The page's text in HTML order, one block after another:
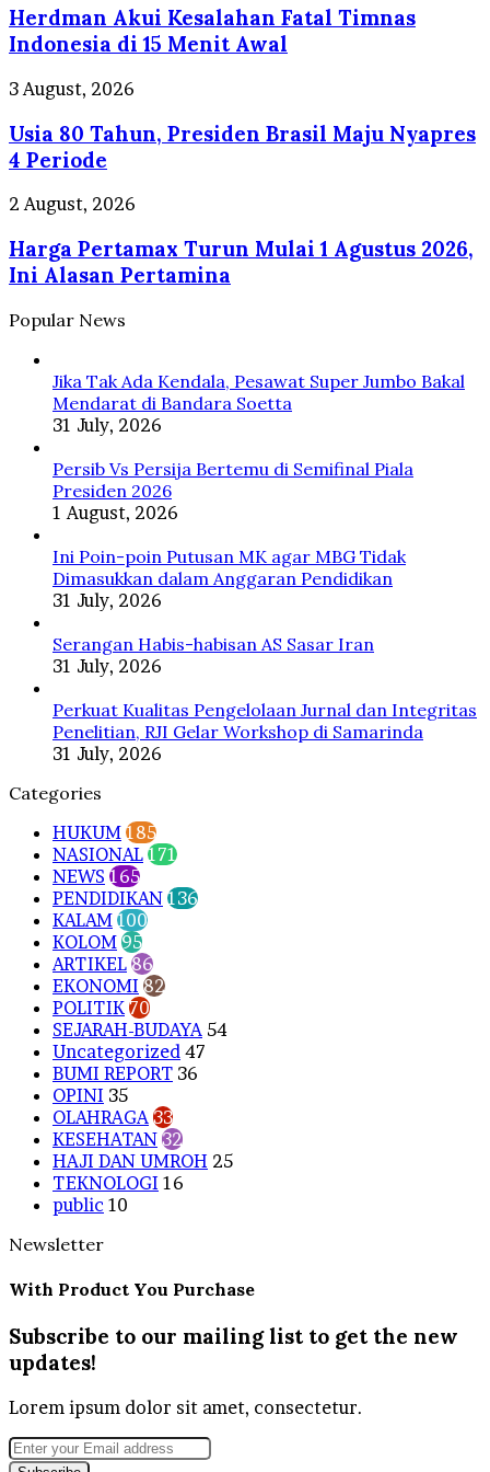
Gram!
Kesalahan
Fatal
Timnas
Indonesia
15
Menit
Awal
Herdman Akui Kesalahan Fatal Timnas
Indonesia di 15 Menit Awal
Usia
Tahun,
Presiden
Brasil
Maju
Nyapres
4
Periode
3 August, 2026
Usia 80 Tahun, Presiden Brasil Maju Nyapres
4 Periode
Harga
Turun
Mulai
1
Agustus
2026,
Alasan
Pertamina
2 August, 2026
Harga Pertamax Turun Mulai 1 Agustus 2026,
Ini Alasan Pertamina
Popular News
Jika Tak Ada Kendala, Pesawat Super Jumbo Bakal
Mendarat di Bandara Soetta
31 July, 2026
Persib Vs Persija Bertemu di Semifinal Piala
Presiden 2026
1 August, 2026
Ini Poin-poin Putusan MK agar MBG Tidak
Dimasukkan dalam Anggaran Pendidikan
31 July, 2026
Serangan Habis-habisan AS Sasar Iran
31 July, 2026
Perkuat Kualitas Pengelolaan Jurnal dan Integritas
Penelitian, RJI Gelar Workshop di Samarinda
31 July, 2026
Categories
HUKUM 185
NASIONAL 171
NEWS 165
PENDIDIKAN 136
KALAM 100
KOLOM 95
ARTIKEL 86
EKONOMI 82
POLITIK 70
SEJARAH-BUDAYA 54
Uncategorized 47
BUMI REPORT 36
OPINI 35
OLAHRAGA 33
KESEHATAN 32
HAJI DAN UMROH 25
TEKNOLOGI 16
public 10
Newsletter
With Product You Purchase
Subscribe to our mailing list to get the new
updates!
Lorem ipsum dolor sit amet, consectetur.
Enter